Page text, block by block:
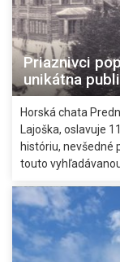
Priaznivci
unikátna
Horská chata
Lajoška, oslavuje
históriu, nevšedné
touto